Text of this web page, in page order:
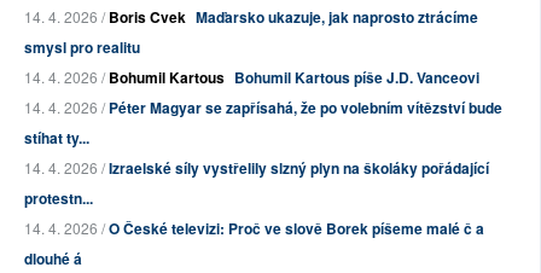
14. 4. 2026 /Boris Cvek Maďarsko ukazuje, jak naprosto ztrácíme
smysl pro realitu
14. 4. 2026 /Bohumil Kartous Bohumil Kartous píše J.D. Vanceovi
14. 4. 2026 /Péter Magyar se zapřísahá, že po volebním vítězství bude
stíhat ty...
14. 4. 2026 /Izraelské síly vystřelily slzný plyn na školáky pořádající
protestn...
14. 4. 2026 /O České televizi: Proč ve slově Borek píšeme malé č a
dlouhé á